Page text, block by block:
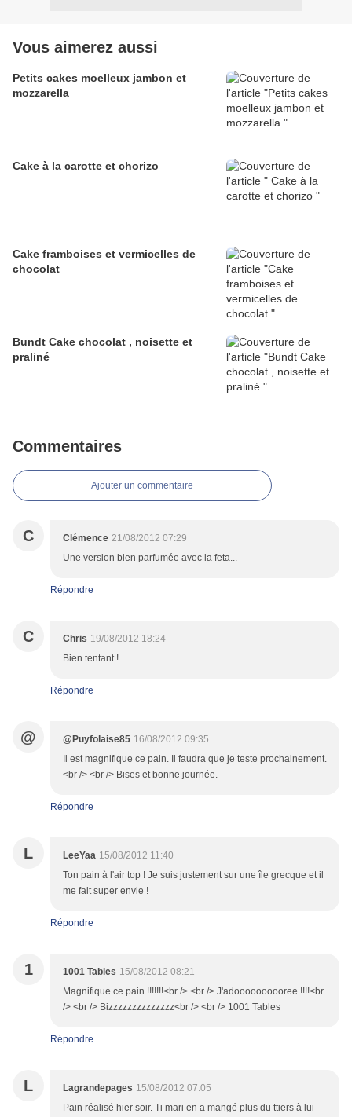
Vous aimerez aussi
Petits cakes moelleux jambon et
mozzarella
Cake à la carotte et chorizo
Cake framboises et vermicelles de
chocolat
Bundt Cake chocolat , noisette et
praliné
Commentaires
Ajouter un commentaire
C Clémence 21/08/2012 07:29
Une version bien parfumée avec la feta...
Répondre
C Chris 19/08/2012 18:24
Bien tentant !
Répondre
@ @Puyfolaise85 16/08/2012 09:35
Il est magnifique ce pain. Il faudra que je teste prochainement.
<br /> <br /> Bises et bonne journée.
Répondre
L LeeYaa 15/08/2012 11:40
Ton pain à l'air top ! Je suis justement sur une île grecque et il
me fait super envie !
Répondre
1 1001 Tables 15/08/2012 08:21
Magnifique ce pain !!!!!!!<br /> <br /> J'adoooooooooree !!!!<br
/> <br /> Bizzzzzzzzzzzzzz<br /> <br /> 1001 Tables
Répondre
L Lagrandepages 15/08/2012 07:05
Pain réalisé hier soir. Ti mari en a mangé plus du ttiers à lui